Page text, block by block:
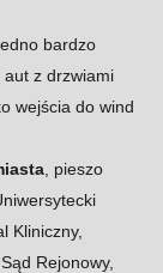
bardzo
z drzwiami
wejścia do wind
, pieszo
Kliniczny,
Rejonowy,